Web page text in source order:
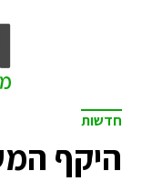
חדשות
היקף